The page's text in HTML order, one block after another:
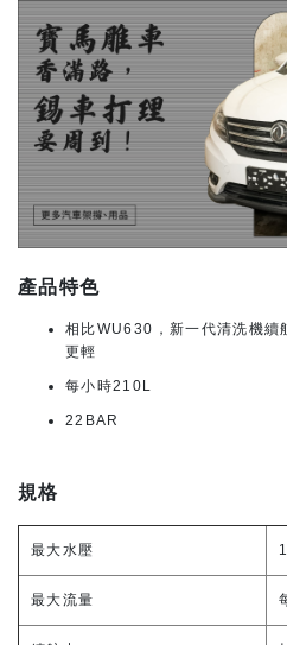
產品特色
相比WU630，新一代清洗機續
更輕
每小時210L
22BAR
規格
最大水壓
最大流量